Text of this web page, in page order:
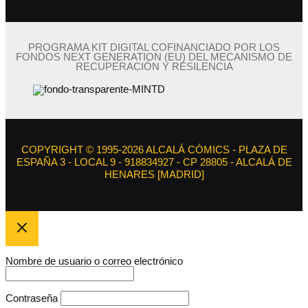
PROGRAMA KIT DIGITAL COFINANCIADO POR LOS
FONDOS NEXT GENERATION (EU) DEL MECANISMO DE
RECUPERACIÓN Y RESILENCIA
COPYRIGHT © 1995-2026 ALCALÁ CÓMICS - PLAZA DE
ESPAÑA 3 - LOCAL 9 - 918834927 - CP 28805 - ALCALÁ DE
HENARES [MADRID]
Nombre de usuario o correo electrónico
Contraseña